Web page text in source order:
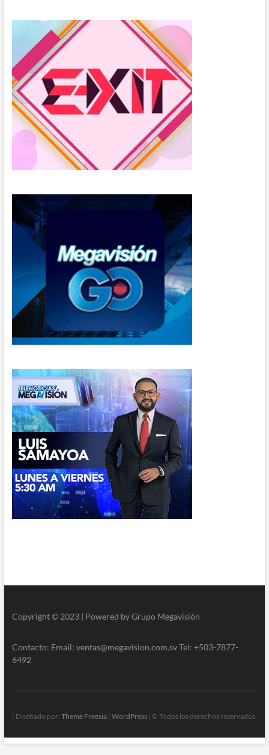
Copyright © 2023 | Powered by Grupo Megavisión
Contacto: Email: ventas@megavision.com.sv Tel: +503-7877-
6492
| Diseñado por: Theme Freesia| WordPress| © Todos los derechos reservados